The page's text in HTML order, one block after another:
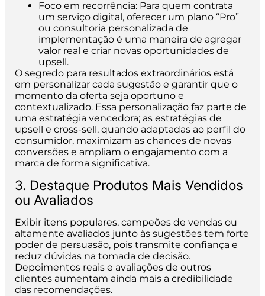
Foco em recorrência: Para quem contrata
um serviço digital, oferecer um plano “Pro”
ou consultoria personalizada de
implementação é uma maneira de agregar
valor real e criar novas oportunidades de
upsell.
O segredo para resultados extraordinários está
em personalizar cada sugestão e garantir que o
momento da oferta seja oportuno e
contextualizado. Essa personalização faz parte de
uma estratégia vencedora; as estratégias de
upsell e cross-sell, quando adaptadas ao perfil do
consumidor, maximizam as chances de novas
conversões e ampliam o engajamento com a
marca de forma significativa.
3. Destaque Produtos Mais Vendidos
ou Avaliados
Exibir itens populares, campeões de vendas ou
altamente avaliados junto às sugestões tem forte
poder de persuasão, pois transmite confiança e
reduz dúvidas na tomada de decisão.
Depoimentos reais e avaliações de outros
clientes aumentam ainda mais a credibilidade
das recomendações.